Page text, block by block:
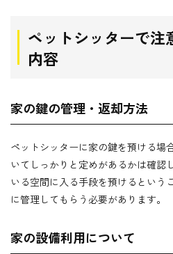
ペットシッターで注
内容
家の鍵の管理・返却方法
ペットシッターに家の鍵を預ける場
いてしっかりと定めがあるかは確認
いる空間に入る手段を預けるという
に管理してもらう必要があります。
家の設備利用について